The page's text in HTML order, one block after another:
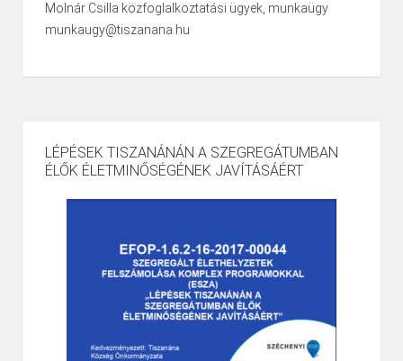
Molnár Csilla közfoglalkoztatási ügyek, munkaügy
munkaugy@tiszanana.hu
LÉPÉSEK TISZANÁNÁN A SZEGREGÁTUMBAN
ÉLŐK ÉLETMINŐSÉGÉNEK JAVÍTÁSÁÉRT